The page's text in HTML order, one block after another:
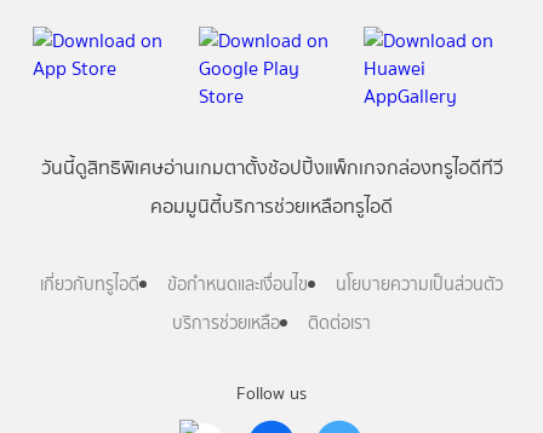
Follow us
วันนี้ดูสิทธิพิเศษอ่านเกมตาตั้งช้อปปิ้งแพ็กเกจกล่องทรูไอดีทีวี
คอมมูนิตี้บริการช่วยเหลือทรูไอดี
เกี่ยวกับทรูไอดี ข้อกำหนดและเงื่อนไข
นโยบายความเป็นส่วนตัว
บริการช่วยเหลือ
ติดต่อเรา